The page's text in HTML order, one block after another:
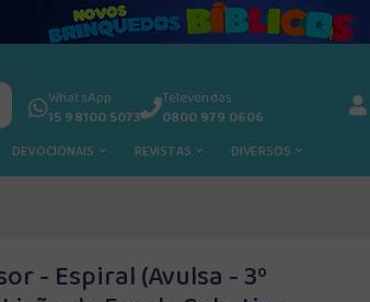
WhatsApp
15 98100 5073
Televendas
0800 979 0606
DEVOCIONAIS REVISTAS DIVERSOS
- Espiral (Avulsa - 3º